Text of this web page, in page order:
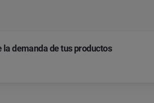
demanda de tus productos